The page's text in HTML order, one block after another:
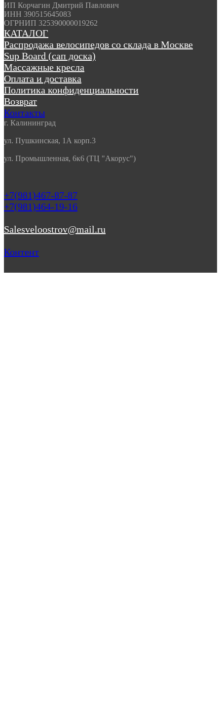
ИП Корчагин Дмитрий Павлович
ИНН 390515645083
ОГРНИП 325390000019262
КАТАЛОГ
Распродажа велосипедов со склада в Москве
Sup Board (сап доска)
Массажные кресла
Оплата и доставка
Политика конфиденциальности
Возврат
Контакты
г. Калининград
ул. Пушкинская, 1А корп.3
ул. Промышленная, 6к6 (ТЦ "Акорус")
+7(981)467-87-87
+7(981)464-19-16
Salesveloostrov@mail.ru
Контент